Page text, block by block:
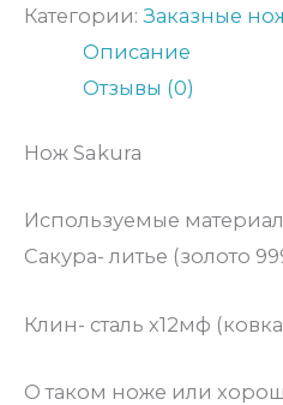
Категории: Заказные
Описание
Отзывы (0)
Нож Sakura
Используемые
Сакура- литье (золото
Клин- сталь х12мф
О таком ноже или